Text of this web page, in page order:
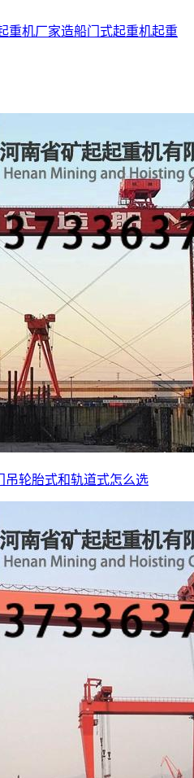
重机厂家造船门式起重机起重
吊轮胎式和轨道式怎么选